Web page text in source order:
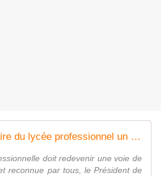
12 mesures pour faire du lycée professionnel un choix d'avenir pour les jeunes et les entreprises
doit redevenir une voie de
reconnue par tous, le Président de